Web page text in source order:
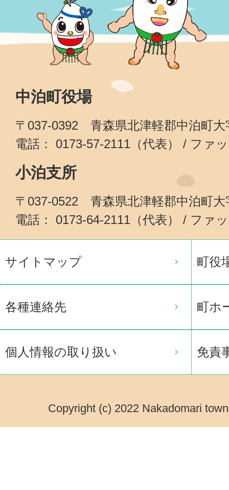
中泊町役場
〒037-0392 青森県北津軽郡中泊町大
電話： 0173-57-2111（代表） / ファ
小泊支所
〒037-0522 青森県北津軽郡中泊町大
電話： 0173-64-2111（代表） / ファ
サイトマップ 町役
各種連絡先 町ホ
個人情報の取り扱い 免責
Copyright (c) 2022 Nakadomari